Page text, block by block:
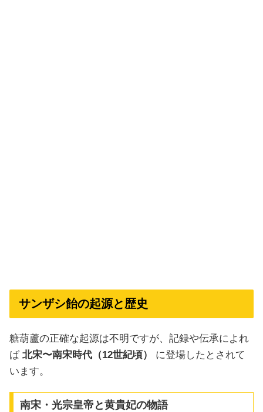
サンザシ飴の起源と歴史
糖葫蘆の正確な起源は不明ですが、記録や伝承によれ
ば 北宋〜南宋時代（12世紀頃）
に登場したとされて
います。
南宋・光宗皇帝と黄貴妃の物語